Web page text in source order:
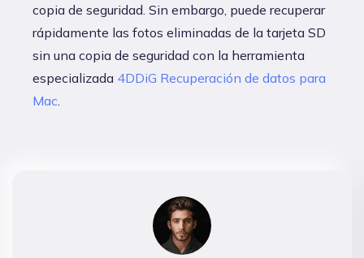
copia de seguridad. Sin embargo, puede recuperar
rápidamente las fotos eliminadas de la tarjeta SD
sin una copia de seguridad con la herramienta
especializada 4DDiG Recuperación de datos para
Mac